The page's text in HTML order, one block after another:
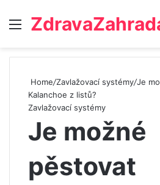
Menu
Home/Zavlažovací systémy/Je
Kalanchoe z listů?
Zavlažovací systémy
Je možné
pěstovat